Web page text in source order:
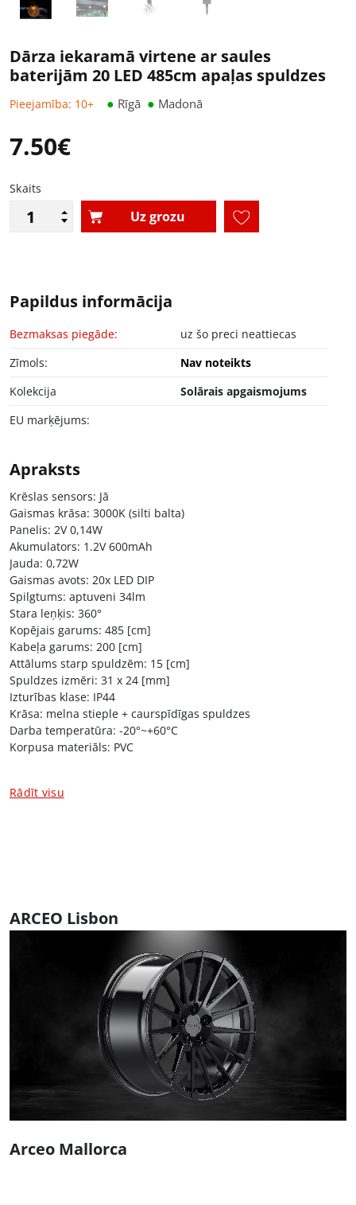
Dārza iekaramā virtene ar saules
baterijām 20 LED 485cm apaļas spuldzes
Pieejamība: 10+ ● Rīgā ● Madonā
7.50€
Skaits
Uz grozu
Papildus informācija
Bezmaksas piegāde:
uz šo preci neattiecas
Zīmols:
Nav noteikts
Kolekcija
Solārais apgaismojums
EU marķējums:
Apraksts
Krēslas sensors: Jā
Gaismas krāsa: 3000K (silti balta)
Panelis: 2V 0,14W
Akumulators: 1.2V 600mAh
Jauda: 0,72W
Gaismas avots: 20x LED DIP
Spilgtums: aptuveni 34lm
Stara leņķis: 360°
Kopējais garums: 485 [cm]
Kabeļa garums: 200 [cm]
Attālums starp spuldzēm: 15 [cm]
Spuldzes izmēri: 31 x 24 [mm]
Izturības klase: IP44
Krāsa: melna stieple + caurspīdīgas spuldzes
Darba temperatūra: -20°~+60°C
Korpusa materiāls: PVC
Produkts iedegas ar 100% spilgtumu, kad tiek noteikta krēsla.
Rādīt visu
ARCEO Lisbon
Arceo Mallorca